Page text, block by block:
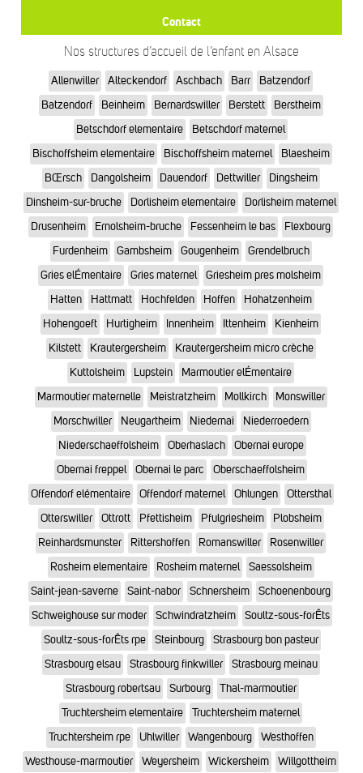
Contact
Nos structures d’accueil de l’enfant en Alsace
Allenwiller Alteckendorf Aschbach Barr
Batzendorf
Batzendorf
Beinheim Bernardswiller Berstett
Berstheim
Betschdorf elementaire
Betschdorf maternel
Bischoffsheim elementaire
Bischoffsheim maternel
Blaesheim
BŒrsch
Dangolsheim Dauendorf Dettwiller
Dingsheim
Dinsheim-sur-bruche
Dorlisheim elementaire
Dorlisheim maternel
Drusenheim
Ernolsheim-bruche Fessenheim le bas
Flexbourg
Furdenheim
Gambsheim Gougenheim
Grendelbruch
Gries elÉmentaire
Gries maternel
Griesheim pres molsheim
Hatten
Hattmatt Hochfelden Hoffen
Hohatzenheim
Hohengoeft
Hurtigheim Innenheim Ittenheim
Kienheim
Kilstett
Krautergersheim
Krautergersheim micro crèche
Kuttolsheim
Lupstein
Marmoutier elÉmentaire
Marmoutier maternelle
Meistratzheim Mollkirch
Monswiller
Morschwiller
Neugartheim Niedernai
Niederroedern
Niederschaeffolsheim
Oberhaslach
Obernai europe
Obernai freppel
Obernai le parc
Oberschaeffolsheim
Offendorf elémentaire
Offendorf maternel Ohlungen
Ottersthal
Otterswiller
Ottrott Pfettisheim Pfulgriesheim
Plobsheim
Reinhardsmunster
Rittershoffen Romanswiller
Rosenwiller
Rosheim elementaire
Rosheim maternel
Saessolsheim
Saint-jean-saverne
Saint-nabor Schnersheim
Schoenenbourg
Schweighouse sur moder
Schwindratzheim
Soultz-sous-forÊts
Soultz-sous-forÊts rpe
Steinbourg
Strasbourg bon pasteur
Strasbourg elsau
Strasbourg finkwiller
Strasbourg meinau
Strasbourg robertsau
Surbourg
Thal-marmoutier
Truchtersheim elementaire
Truchtersheim maternel
Truchtersheim rpe
Uhlwiller Wangenbourg
Westhoffen
Westhouse-marmoutier
Weyersheim Wickersheim
Willgottheim